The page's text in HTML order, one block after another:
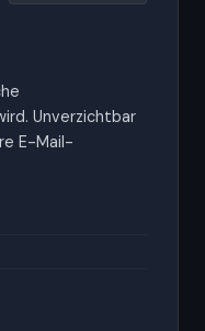
Unverzichtbar
E-Mail-